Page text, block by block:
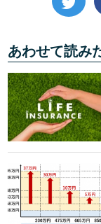
あわせて読み